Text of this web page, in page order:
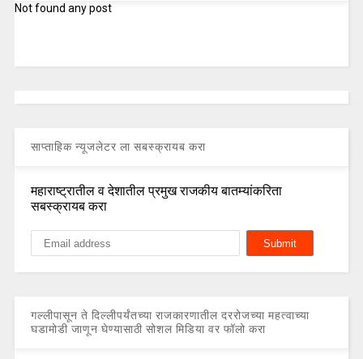
Not found any post
साप्ताहिक न्यूजलेटर ला सबस्क्रायब करा
महाराष्ट्रातील व देशातील प्रमुख राजकीय बातम्यांकरिता
सबस्क्रायब करा
गल्लीपासून ते दिल्लीपर्यंतच्या राजकारणातील दररोजच्या महत्वाच्या
घडामोडी जाणून घेण्यासाठी सोशल मिडिया वर फॉलो करा